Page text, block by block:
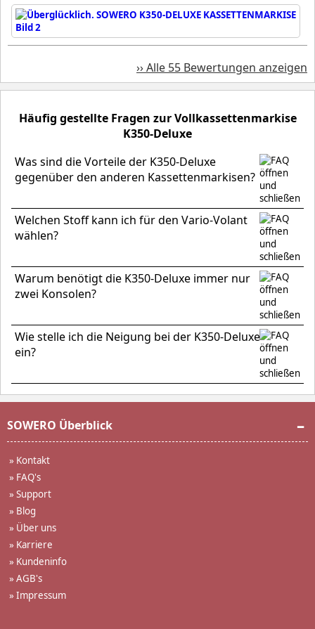
›› Alle 55 Bewertungen anzeigen
Häufig gestellte Fragen zur Vollkassettenmarkise
K350-Deluxe
Was sind die Vorteile der K350-Deluxe
gegenüber den anderen Kassettenmarkisen?
Welchen Stoff kann ich für den Vario-Volant
wählen?
Warum benötigt die K350-Deluxe immer nur
zwei Konsolen?
Wie stelle ich die Neigung bei der K350-Deluxe
ein?
SOWERO Überblick
» Kontakt
» FAQ's
» Support
» Blog
» Über uns
» Karriere
» Kundeninfo
» AGB's
» Impressum